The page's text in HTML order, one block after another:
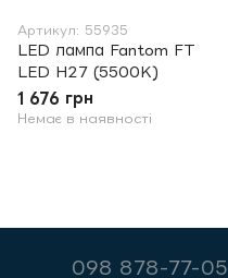
Артикул: 55935
LED лампа Fantom FT
LED H27 (5500K)
1 676 грн
Немає в наявності
098 878-77-05